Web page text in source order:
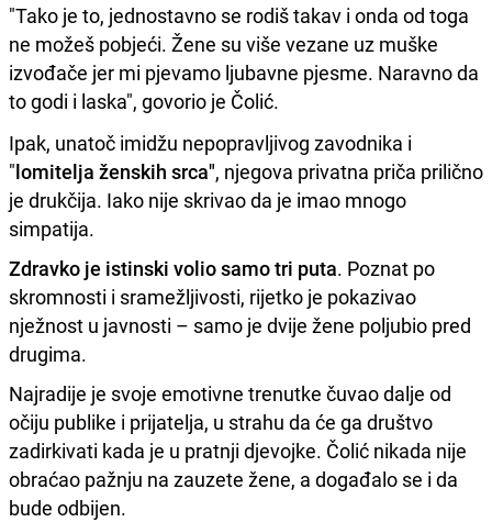
"Tako je to, jednostavno se rodiš takav i onda od toga
ne možeš pobjeći. Žene su više vezane uz muške
izvođače jer mi pjevamo ljubavne pjesme. Naravno da
to godi i laska", govorio je Čolić.
Ipak, unatoč imidžu nepopravljivog zavodnika i
"lomitelja ženskih srca", njegova privatna priča prilično
je drukčija. Iako nije skrivao da je imao mnogo
simpatija.
Zdravko je istinski volio samo tri puta. Poznat po
skromnosti i sramežljivosti, rijetko je pokazivao
nježnost u javnosti – samo je dvije žene poljubio pred
drugima.
Najradije je svoje emotivne trenutke čuvao dalje od
očiju publike i prijatelja, u strahu da će ga društvo
zadirkivati kada je u pratnji djevojke. Čolić nikada nije
obraćao pažnju na zauzete žene, a događalo se i da
bude odbijen.